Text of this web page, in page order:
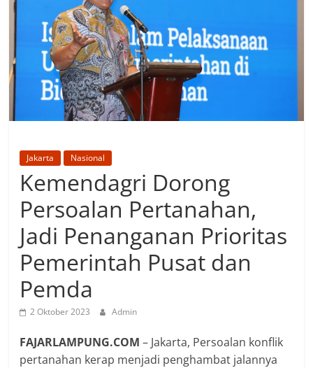
Jakarta Nasional
Kemendagri Dorong
Persoalan Pertanahan,
Jadi Penanganan Prioritas
Pemerintah Pusat dan
Pemda
2 Oktober 2023 Admin
FAJARLAMPUNG.COM– Jakarta, Persoalan konflik
pertanahan kerap menjadi penghambat jalannya